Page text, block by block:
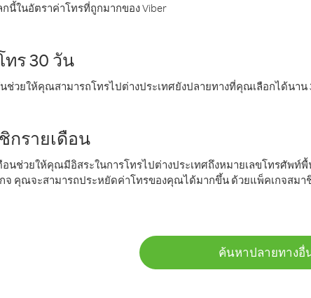
นี้ในอัตราค่าโทรที่ถูกมากของ Viber
ร 30 วัน
ช่วยให้คุณสามารถโทรไปต่างประเทศยังปลายทางที่คุณเลือกได้นาน
กรายเดือน
อนช่วยให้คุณมีอิสระในการโทรไปต่างประเทศถึงหมายเลขโทรศัพ
จ คุณจะสามารถประหยัดค่าโทรของคุณได้มากขึ้น ด้วยแพ็คเกจสมา
ค้นหาปลายทางอื่